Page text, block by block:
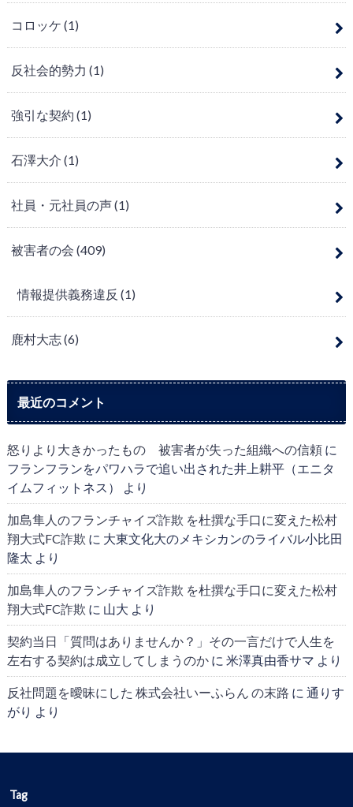
コロッケ (1)
反社会的勢力 (1)
強引な契約 (1)
石澤大介 (1)
社員・元社員の声(1)
被害者の会 (409)
情報提供義務違反 (1)
鹿村大志(6)
最近のコメント
怒りより大きかったもの 被害者が失った組織への信頼に
フランフランをパワハラで追い出された井上耕平（エニタ
イムフィットネス）
より
加島隼人のフランチャイズ詐欺 を杜撰な手口に変えた松村
翔大式FC詐欺 に 大東文化大のメキシカンのライバル小比田
隆太 より
加島隼人のフランチャイズ詐欺 を杜撰な手口に変えた松村
翔大式FC詐欺 に 山大 より
契約当日「質問はありませんか？」その一言だけで人生を
左右する契約は成立してしまうのかに 米澤真由香サマ より
反社問題を曖昧にした 株式会社いーふらん の末路 に 通りす
がり より
Tag